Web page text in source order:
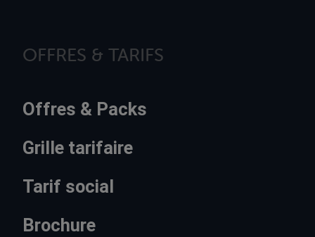
OFFRES & TARIFS
Offres & Packs
Grille tarifaire
Tarif social
Brochure